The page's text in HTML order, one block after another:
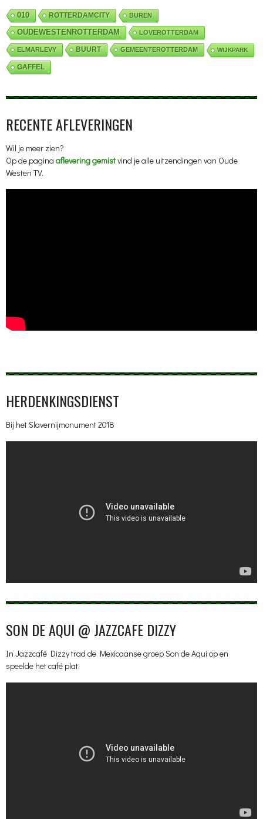
010 ROTTERDAMCITY BUREN
OUDEWESTENROTTERDAM LOVEROTTERDAM
ELMARLEVY BUURT GEMEENTEROTTERDAM WIJKPARK
GAFFEL
RECENTE AFLEVERINGEN
Wil je meer zien?
Op de pagina aflevering gemistvind je alle uitzendingen van Oude
Westen TV.
HERDENKINGSDIENST
Bij het Slavernijmonument 2018
SON DE AQUI @ JAZZCAFE DIZZY
In Jazzcafé Dizzy trad de Mexicaanse groep Son de Aqui op en
speelde het café plat.